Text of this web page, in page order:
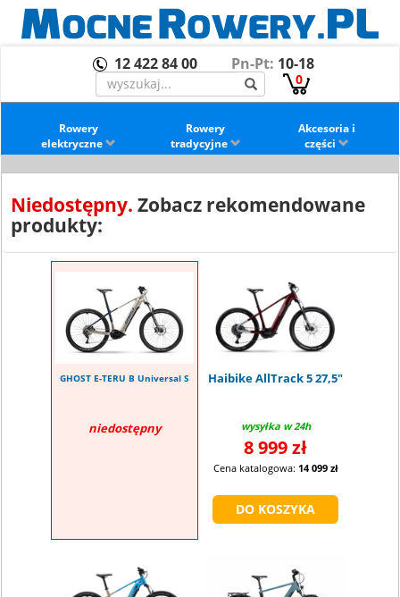
12 422 84 00 Pn-Pt: 10-18
0
Rowery
elektryczne
Rowery
tradycyjne
Akcesoria i
części
Niedostępny. Zobacz rekomendowane
produkty:
GHOST E-TERU B Universal S
niedostępny
Haibike AllTrack 5 27,5"
wysyłka w 24h
8 999 zł
Cena katalogowa: 14 099 zł